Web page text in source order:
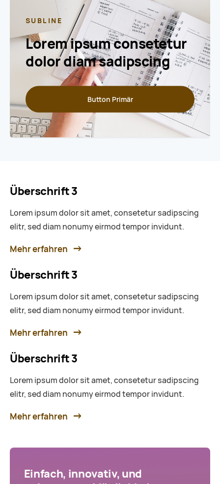
SUBLINE
Lorem ipsum consetetur
dolor diam sadipscing
Button Primär
Überschrift 3
Lorem ipsum dolor sit amet, consetetur sadipscing
elitr, sed diam nonumy eirmod tempor invidunt.
Mehr erfahren
Überschrift 3
Lorem ipsum dolor sit amet, consetetur sadipscing
elitr, sed diam nonumy eirmod tempor invidunt.
Mehr erfahren
Überschrift 3
Lorem ipsum dolor sit amet, consetetur sadipscing
elitr, sed diam nonumy eirmod tempor invidunt.
Mehr erfahren
Einfach, innovativ, und